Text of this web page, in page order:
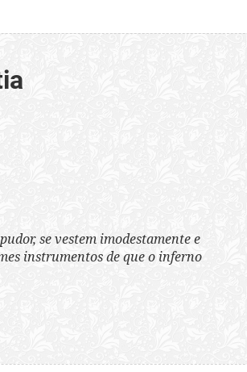
se vestem imodestamente e
instrumentos de que o inferno